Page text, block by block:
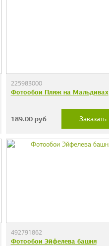
225983000
Фотообои Пляж на Мальдивах
189.00руб Заказать
492791862
Фотообои Эйфелева башня